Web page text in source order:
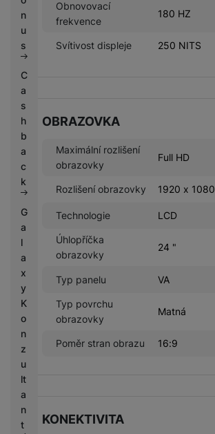
n
u
s
C
a
s
h
b
a
c
k
G
a
l
a
x
y
K
o
n
z
u
lt
a
n
t
Obnovovací
frekvence
180 HZ
Svítivost displeje 250 NITS
OBRAZOVKA
Maximální rozlišení
obrazovky
Full HD
Rozlišení obrazovky 1920 x 1080
Technologie LCD
Úhlopříčka
obrazovky
24 "
Typ panelu VA
Typ povrchu
obrazovky
Matná
Poměr stran obrazu 16:9
KONEKTIVITA